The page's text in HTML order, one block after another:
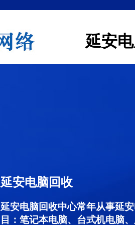
延安
延安电脑回收
延安电脑回收中心常年从事延
目：笔记本电脑、台式机电脑